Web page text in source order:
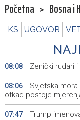
Početna > Bosna i
KS UGOVOR
08:08 Zenički rudari
08:06
Svjetska mora
otkad postoje
07:47
Trump